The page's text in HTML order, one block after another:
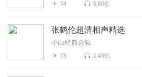
74 5.80亿
张鹤伦超清相声精选
小白经典合辑
73 1.43亿